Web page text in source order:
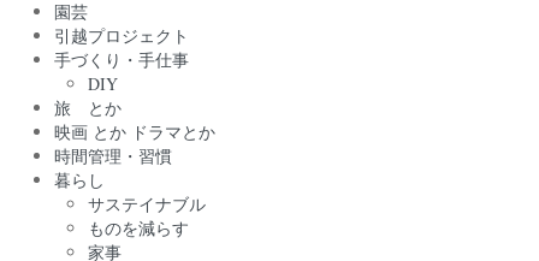
園芸
引越プロジェクト
手づくり・手仕事
DIY
旅 とか
映画 とか ドラマとか
時間管理・習慣
暮らし
サステイナブル
ものを減らす
家事